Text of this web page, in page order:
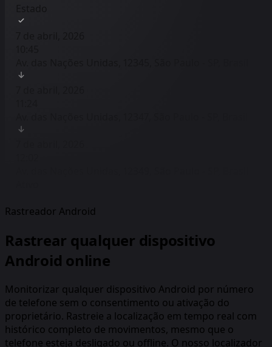
Rastreador Android
Rastrear qualquer dispositivo
Android online
Monitorizar qualquer dispositivo Android por número
de telefone sem o consentimento ou ativação do
proprietário. Rastreie a localização em tempo real com
histórico completo de movimentos, mesmo que o
telefone esteja desligado ou offline. O nosso localizador